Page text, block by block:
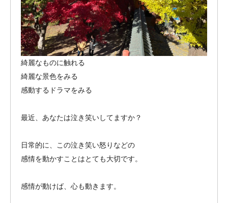
綺麗なものに触れる
綺麗な景色をみる
感動するドラマをみる
最近、あなたは泣き笑いしてますか？
日常的に、この泣き笑い怒りなどの
感情を動かすことはとても大切です。
感情が動けば、心も動きます。